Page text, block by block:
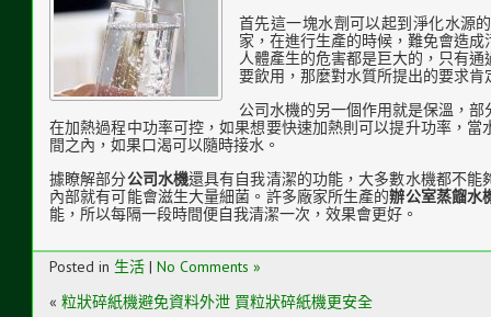
首先這一塊水劑可以起到淨化水源
家，在進行生產的時候，難免會造
人體產生的危害都是巨大的，只有
要飲用，那麼對水質所提出的要求肯
公司水機的另一個作用就是保溫，
在加熱過程中功率可控，如果想要快速加熱則可以提升功率，
間之內，如果口渴可以隨時接水。
據瞭解部分公司水機還具有自我清潔的功能，大多數水機都不
內部就有可能會滋生大量細菌。許多廠家所生產的辦公室蒸餾水
能，所以每隔一段時間便自我清潔一次，效果會更好。
Posted in 生活 | No Comments »
« 粒狀碎紙機避免資料外泄 買粒狀碎紙機更安全